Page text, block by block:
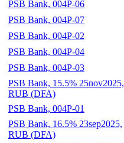
PSB Bank, 004P-06
PSB Bank, 004P-07
PSB Bank, 004P-02
PSB Bank, 004P-04
PSB Bank, 004P-03
PSB Bank, 15.5% 25nov2025,
RUB (DFA)
PSB Bank, 004P-01
PSB Bank, 16.5% 23sep2025,
RUB (DFA)